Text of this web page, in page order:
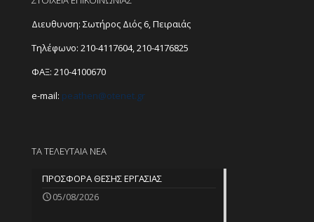
Διευθυνση: Σωτήρος Διός 6, Πειραιάς
Τηλέφωνο: 210-4117604,210-4176825
ΦΑΞ: 210-4100670
e-mail: peathen@otenet.gr
ΤΑ ΤΕΛΕΥΤΑΙΑ ΝΕΑ
ΠΡΟΣΦΟΡΑ ΘΕΣΗΣ ΕΡΓΑΣΙΑΣ
05/08/2026